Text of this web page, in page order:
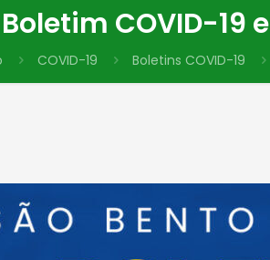
Boletim COVID-19
COVID-19 Boletins COVID-19